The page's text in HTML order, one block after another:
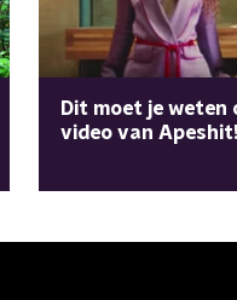
Dit moet je weten
video van Apeshit!